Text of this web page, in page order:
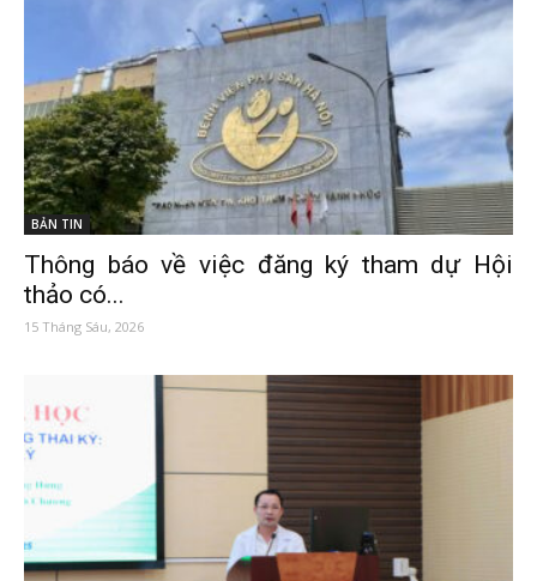
BẢN TIN
Thông báo về việc đăng ký tham dự Hội
thảo có...
15 Tháng Sáu, 2026